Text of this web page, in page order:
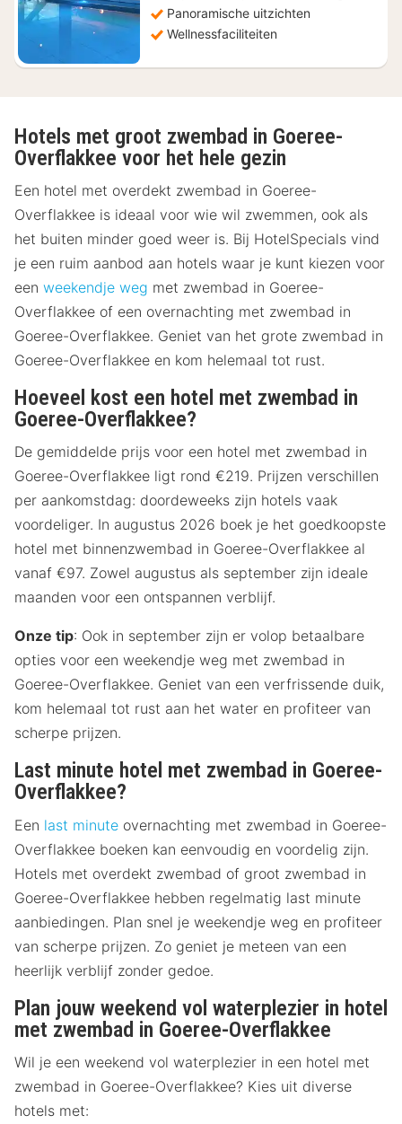
Panoramische uitzichten
Wellnessfaciliteiten
Hotels met groot zwembad in Goeree-
Overflakkee voor het hele gezin
Een hotel met overdekt zwembad in Goeree-
Overflakkee is ideaal voor wie wil zwemmen, ook als
het buiten minder goed weer is. Bij HotelSpecials vind
je een ruim aanbod aan hotels waar je kunt kiezen voor
een weekendje weg met zwembad in Goeree-
Overflakkee of een overnachting met zwembad in
Goeree-Overflakkee. Geniet van het grote zwembad in
Goeree-Overflakkee en kom helemaal tot rust.
Hoeveel kost een hotel met zwembad in
Goeree-Overflakkee?
De gemiddelde prijs voor een hotel met zwembad in
Goeree-Overflakkee ligt rond €219. Prijzen verschillen
per aankomstdag: doordeweeks zijn hotels vaak
voordeliger. In augustus 2026 boek je het goedkoopste
hotel met binnenzwembad in Goeree-Overflakkee al
vanaf €97. Zowel augustus als september zijn ideale
maanden voor een ontspannen verblijf.
Onze tip: Ook in september zijn er volop betaalbare
opties voor een weekendje weg met zwembad in
Goeree-Overflakkee. Geniet van een verfrissende duik,
kom helemaal tot rust aan het water en profiteer van
scherpe prijzen.
Last minute hotel met zwembad in Goeree-
Overflakkee?
Een last minute overnachting met zwembad in Goeree-
Overflakkee boeken kan eenvoudig en voordelig zijn.
Hotels met overdekt zwembad of groot zwembad in
Goeree-Overflakkee hebben regelmatig last minute
aanbiedingen. Plan snel je weekendje weg en profiteer
van scherpe prijzen. Zo geniet je meteen van een
heerlijk verblijf zonder gedoe.
Plan jouw weekend vol waterplezier in hotel
met zwembad in Goeree-Overflakkee
Wil je een weekend vol waterplezier in een hotel met
zwembad in Goeree-Overflakkee? Kies uit diverse
hotels met: